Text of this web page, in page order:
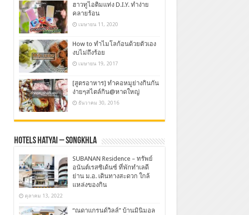
ฮาวทูไอติมแท่ง D.I.Y. ทำง่าย
คลายร้อน
เมษายน 11, 2020
How to ทำไมโลก้อนด้วยตัวเอง
งบไม่ถึงร้อย
เมษายน 19, 2017
[สูตรอาหาร] ทำคอหมูย่างกินกัน
ง่ายๆสไตล์กิน@หาดใหญ่
ธันวาคม 30, 2016
Hotels Hatyai – Songkhla
SUBANAN Residence – ทรัพย์
อนันต์เรสซิเด้นซ์ ที่พักทำเลดี
ย่าน ม.อ. เดินทางสะดวก ใกล้
แหล่งของกิน
ตุลาคม 13, 2022
“ณดาแกรนด์วิลล์” บ้านมินิมอล